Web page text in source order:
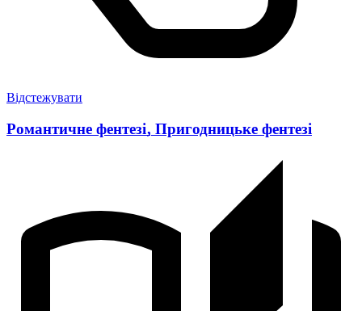
Відстежувати
Романтичне фентезі, Пригодницьке фентезі